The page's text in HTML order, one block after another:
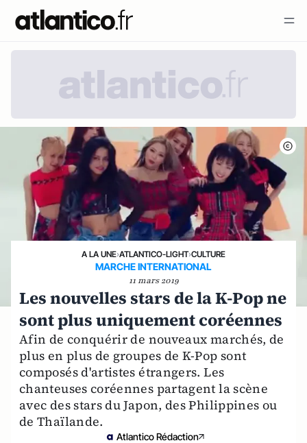
A LA UNE›ATLANTICO-LIGHT›CULTURE
MARCHE INTERNATIONAL
11 mars 2019
Les nouvelles stars de la K-Pop ne
sont plus uniquement coréennes
Afin de conquérir de nouveaux marchés, de
plus en plus de groupes de K-Pop sont
composés d'artistes étrangers. Les
chanteuses coréennes partagent la scène
avec des stars du Japon, des Philippines ou
de Thaïlande.
Atlantico Rédaction